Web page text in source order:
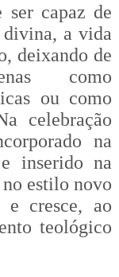
capaz de
divina, a vida
deixando de
como
ou como
celebração
na
inserido na
estilo novo
cresce, ao
teológico